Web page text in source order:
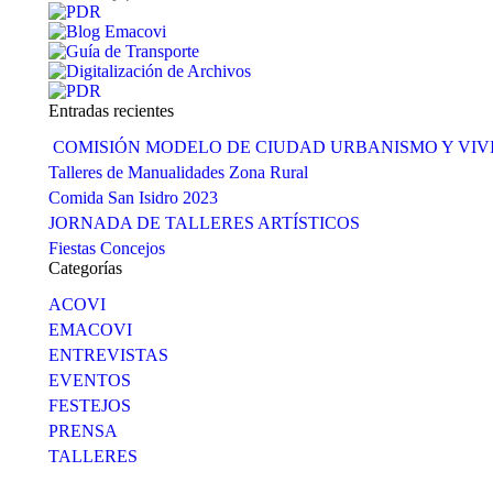
Entradas recientes
COMISIÓN MODELO DE CIUDAD URBANISMO Y
Talleres de Manualidades Zona Rural
Comida San Isidro 2023
JORNADA DE TALLERES ARTÍSTICOS
Fiestas Concejos
Categorías
ACOVI
EMACOVI
ENTREVISTAS
EVENTOS
FESTEJOS
PRENSA
TALLERES